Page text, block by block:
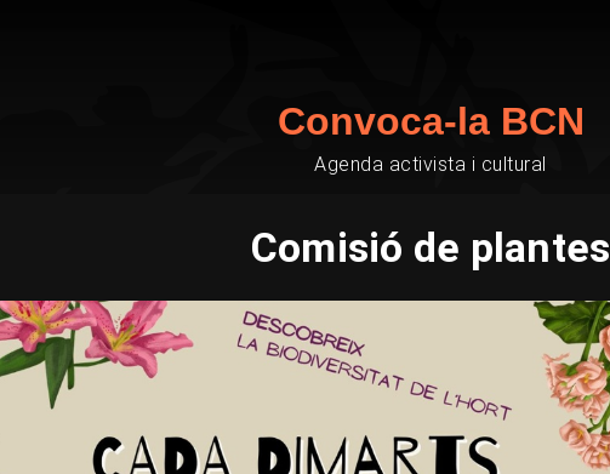
Convoca-la BCN
Agenda activista i cultural
Comisió de plantes